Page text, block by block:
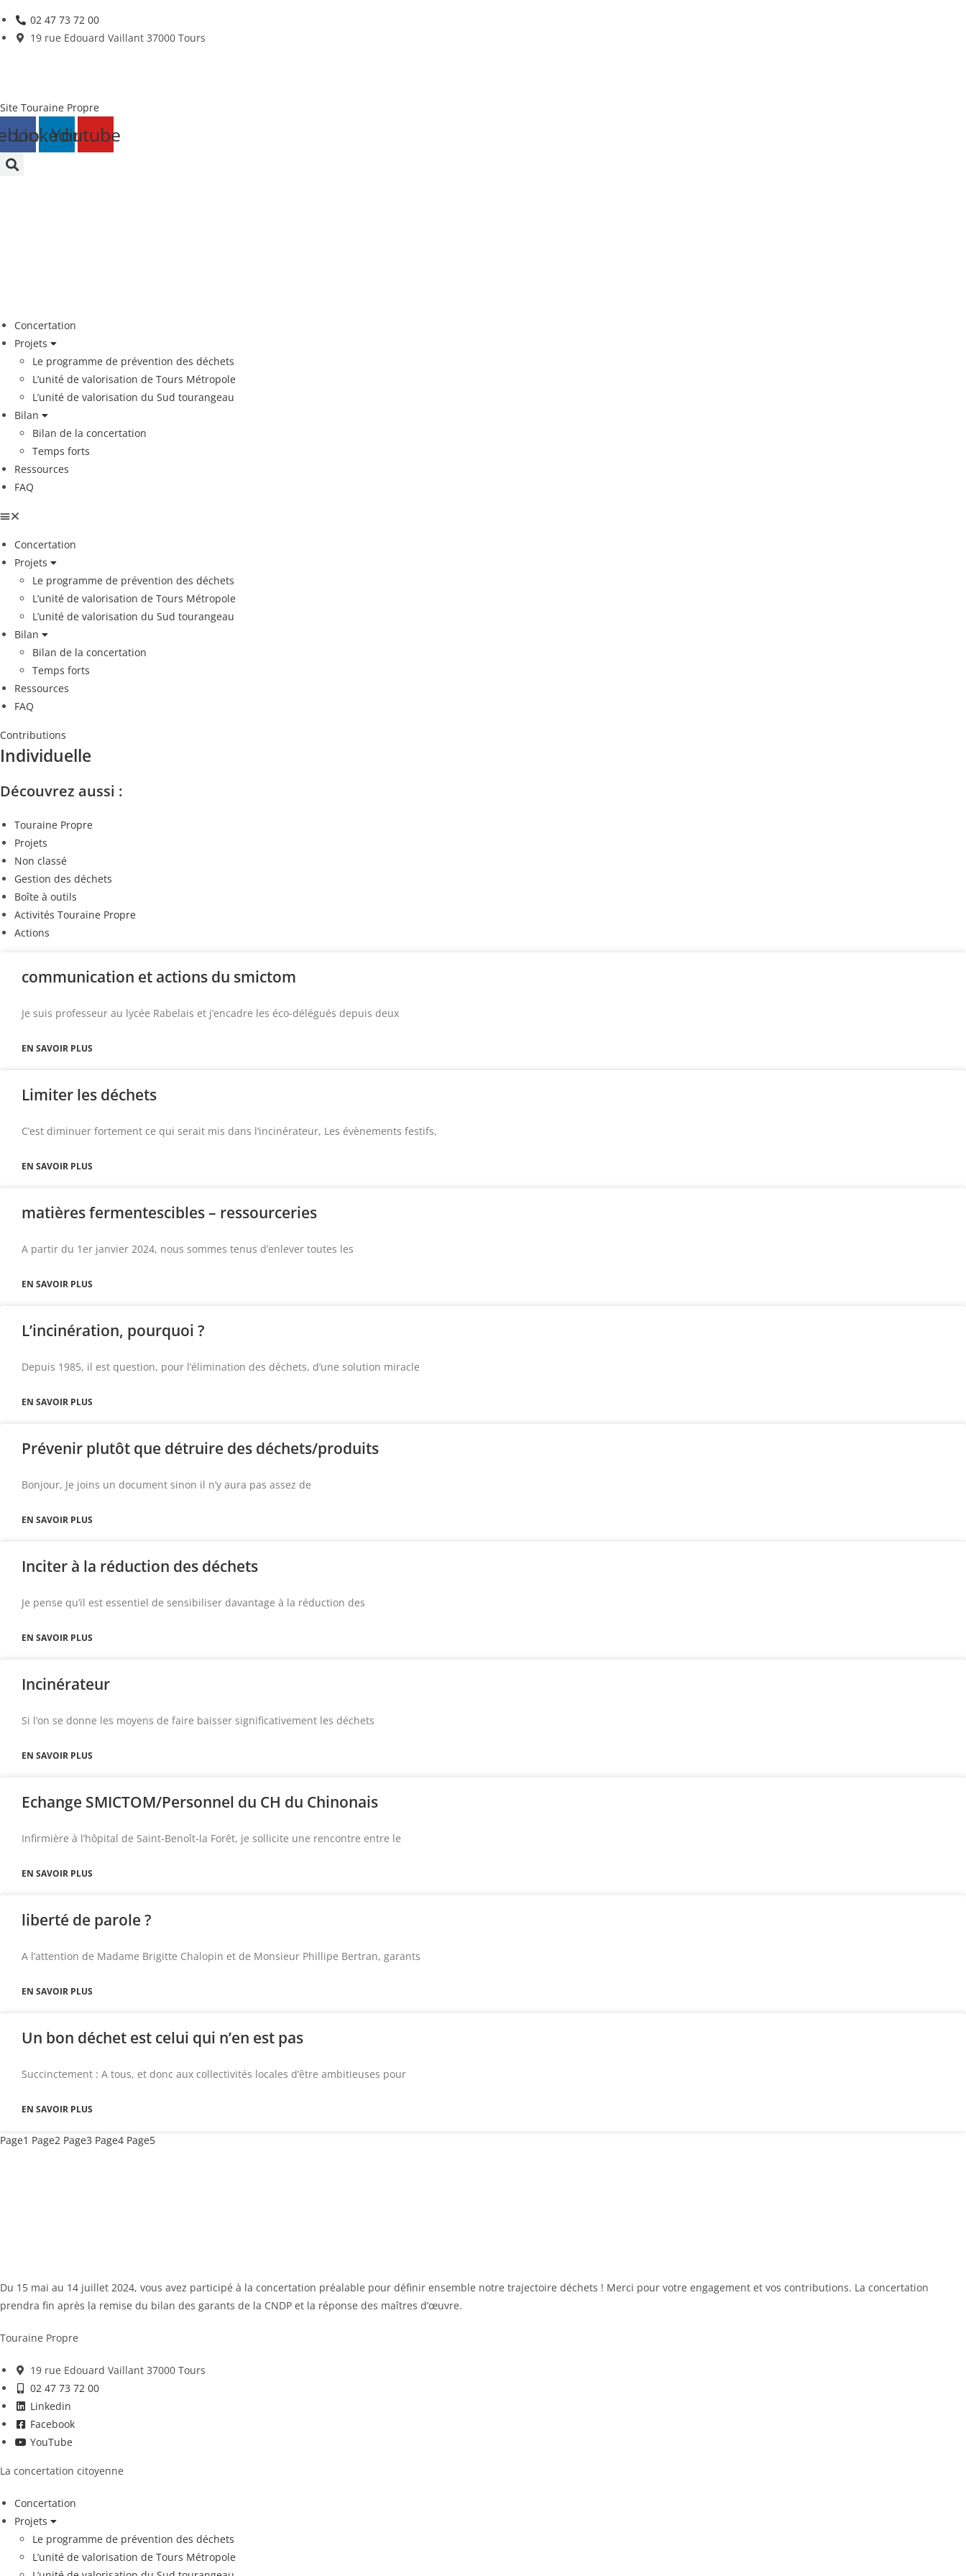
Skip
to
02 47 73 72 00
19 rue Edouard Vaillant 37000 Tours
Site Touraine Propre
LinkedinYoutube
Concertation
Projets
Le programme de prévention des déchets
L’unité de valorisation de Tours Métropole
L’unité de valorisation du Sud tourangeau
Bilan
Bilan de la concertation
Temps forts
Ressources
FAQ
Concertation
Projets
Le programme de prévention des déchets
L’unité de valorisation de Tours Métropole
L’unité de valorisation du Sud tourangeau
Bilan
Bilan de la concertation
Temps forts
Ressources
FAQ
Contributions
Individuelle
Découvrez aussi :
Touraine Propre
Projets
Non classé
Gestion des déchets
Boîte à outils
Activités Touraine Propre
Actions
communication et actions du smictom
Je suis professeur au lycée Rabelais et j’encadre les éco-délégués depuis deux
EN SAVOIR PLUS
Limiter les déchets
C’est diminuer fortement ce qui serait mis dans l’incinérateur, Les évènements festifs,
EN SAVOIR PLUS
matières fermentescibles – ressourceries
A partir du 1er janvier 2024, nous sommes tenus d’enlever toutes les
EN SAVOIR PLUS
L’incinération, pourquoi ?
Depuis 1985, il est question, pour l’élimination des déchets, d’une solution miracle
EN SAVOIR PLUS
Prévenir plutôt que détruire des déchets/produits
Bonjour, Je joins un document sinon il n’y aura pas assez de
EN SAVOIR PLUS
Inciter à la réduction des déchets
Je pense qu’il est essentiel de sensibiliser davantage à la réduction des
EN SAVOIR PLUS
Incinérateur
Si l’on se donne les moyens de faire baisser significativement les déchets
EN SAVOIR PLUS
Echange SMICTOM/Personnel du CH du Chinonais
Infirmière à l’hôpital de Saint-Benoît-la Forêt, je sollicite une rencontre entre le
EN SAVOIR PLUS
liberté de parole ?
A l’attention de Madame Brigitte Chalopin et de Monsieur Phillipe Bertran, garants
EN SAVOIR PLUS
Un bon déchet est celui qui n’en est pas
Succinctement : A tous, et donc aux collectivités locales d’être ambitieuses pour
EN SAVOIR PLUS
Page1 Page2 Page3 Page4 Page5
Du 15 mai au 14 juillet 2024, vous avez participé à la concertation préalable pour définir ensemble notre trajectoire déchets ! Merci pour votre engagement et vos contributions. La concertation
prendra fin après la remise du bilan des garants de la CNDP et la réponse des maîtres d’œuvre.
Touraine Propre
19 rue Edouard Vaillant 37000 Tours
02 47 73 72 00
Linkedin
Facebook
YouTube
La concertation citoyenne
Concertation
Projets
Le programme de prévention des déchets
L’unité de valorisation de Tours Métropole